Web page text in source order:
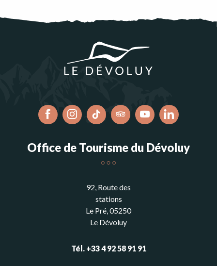
Office de Tourisme du Dévoluy
92, Route des
stations
Le Pré, 05250
Le Dévoluy
Tél. +33 4 92 58 91 91